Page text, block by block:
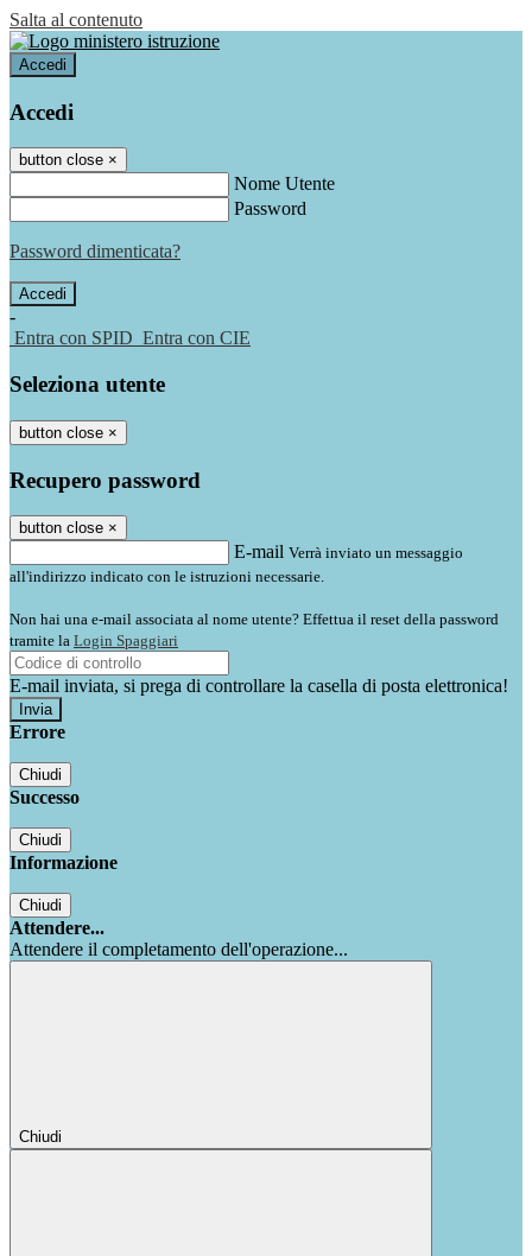
Salta al contenuto
Accedi
Accedi
button close ×
Nome Utente
Password
Password dimenticata?
-
Entra con SPID Entra con CIE
Seleziona utente
button close ×
Recupero password
button close ×
E-mail Verrà inviato un messaggio
all'indirizzo indicato con le istruzioni necessarie.
Non hai una e-mail associata al nome utente? Effettua il reset della password
tramite la Login Spaggiari
E-mail inviata, si prega di controllare la casella di posta elettronica!
Errore
Chiudi
Successo
Chiudi
Informazione
Chiudi
Attendere...
Attendere il completamento dell'operazione...
Chiudi